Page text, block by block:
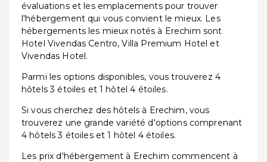
évaluations et les emplacements pour trouver
l'hébergement qui vous convient le mieux. Les
hébergements les mieux notés à Erechim sont
Hotel Vivendas Centro, Villa Premium Hotel et
Vivendas Hotel.
Parmi les options disponibles, vous trouverez 4
hôtels 3 étoiles et 1 hôtel 4 étoiles.
Si vous cherchez des hôtels à Erechim, vous
trouverez une grande variété d'options comprenant
4 hôtels 3 étoiles et 1 hôtel 4 étoiles.
Les prix d'hébergement à Erechim commencent à